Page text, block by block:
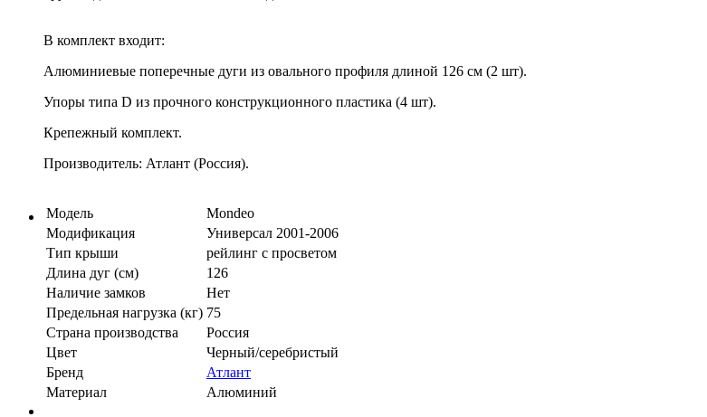
В комплект входит:
Алюминиевые поперечные дуги из овального профиля длиной 126 см (2 шт).
Упоры типа D из прочного конструкционного пластика (4 шт).
Крепежный комплект.
Производитель: Атлант (Россия).
Модель
Mondeo
Модификация
Универсал 2001-2006
Тип крыши
рейлинг с просветом
Длина дуг (см)
126
Наличие замков
Нет
Предельная нагрузка (кг) 75
Страна производства
Россия
Цвет
Черный/серебристый
Бренд
Атлант
Материал
Алюминий